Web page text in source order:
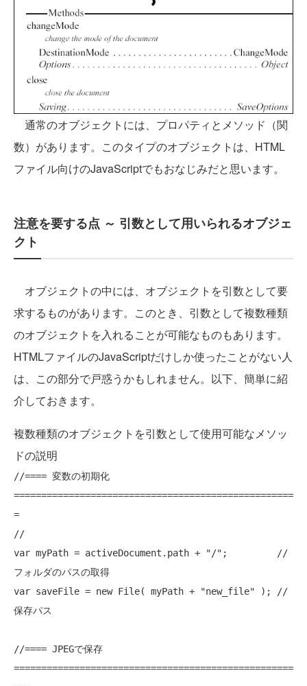
通常のオブジェクトには、プロパティとメソッド（関
数）があります。このタイプのオブジェクトは、HTML
ファイル向けのJavaScriptでもおなじみだと思います。
注意を要する点 ～ 引数として用いられるオブジェ
クト
オブジェクトの中には、オブジェクトを引数として要
求するものがあります。このとき、引数として複数種類
のオブジェクトを入れることが可能なものもあります。
HTMLファイルのJavaScriptだけしか使ったことがない人
は、この部分で戸惑うかもしれません。以下、簡単に紹
介しておきます。
複数種類のオブジェクトを引数として使用可能なメソッ
ドの説明
//==== 変数の初期化
===================================================
=
var myPath = activeDocument.path + "/" ; //
フォルダのパスの取得
var saveFile = new File( myPath + "new_file" ); //
保存パス
//==== JPEGで保存
===================================================